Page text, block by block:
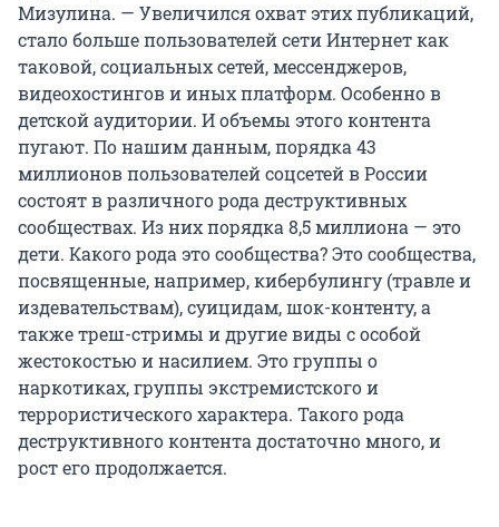
Мизулина. — Увеличился охват этих публикаций,
стало больше пользователей сети Интернет как
таковой, социальных сетей, мессенджеров,
видеохостингов и иных платформ. Особенно в
детской аудитории. И объемы этого контента
пугают. По нашим данным, порядка 43
миллионов пользователей соцсетей в России
состоят в различного рода деструктивных
сообществах. Из них порядка 8,5 миллиона — это
дети. Какого рода это сообщества? Это сообщества,
посвященные, например, кибербулингу (травле и
издевательствам), суицидам, шок-контенту, а
также треш-стримы и другие виды с особой
жестокостью и насилием. Это группы о
наркотиках, группы экстремистского и
террористического характера. Такого рода
деструктивного контента достаточно много, и
рост его продолжается.